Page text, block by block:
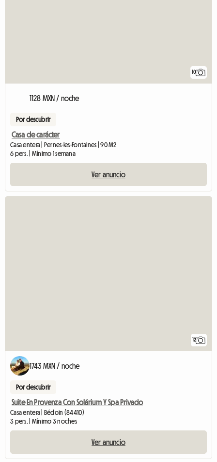
10
1128 MXN / noche
Por descubrir
Casa de carácter
Casa entera | Pernes-les-Fontaines | 90 M2
6 pers. | Mínimo 1 semana
Ver anuncio
12
1743 MXN / noche
Por descubrir
Suite En Provenza Con Solárium Y Spa Privado
Casa entera | Bédoin (84410)
3 pers. | Mínimo 3 noches
Ver anuncio